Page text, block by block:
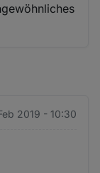
2019 - 10:30